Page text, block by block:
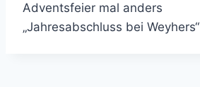
Adventsfeier mal anders
„Jahresabschluss bei Weyhers“